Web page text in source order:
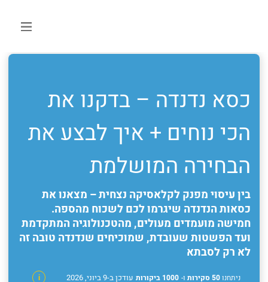
כסא נדנדה – בדקנו את
הכי נוחים + איך לבצע את
הבחירה המושלמת
בין עיסוי מפנק לקלאסיקה נצחית – מצאנו את
כסאות הנדנדה שיגרמו לכם לשכוח מהספה.
חמישה מועמדים מעולים, מהטכנולוגיה המתקדמת
ועד הפשטות שעובדת, שמוכיחים שנדנדה טובה זה
לא רק לסבתא
ניתחנו50 סקירות ו- 1000 ביקורות i עודכן ב-9 ביוני, 2026